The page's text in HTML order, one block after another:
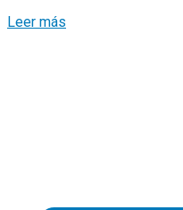
Leer más